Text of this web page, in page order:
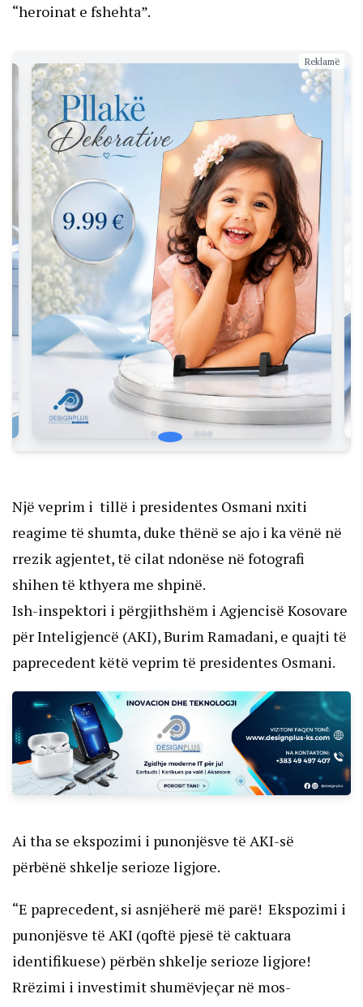
“heroinat e fshehta”.
Reklamë
Një veprim i tillë i presidentes Osmani nxiti
reagime të shumta, duke thënë se ajo i ka vënë në
rrezik agjentet, të cilat ndonëse në fotografi
shihen të kthyera me shpinë.
Ish-inspektori i përgjithshëm i Agjencisë Kosovare
për Inteligjencë (AKI), Burim Ramadani, e quajti të
paprecedent këtë veprim të presidentes Osmani.
Ai tha se ekspozimi i punonjësve të AKI-së
përbënë shkelje serioze ligjore.
“E paprecedent, si asnjëherë më parë! Ekspozimi i
punonjësve të AKI (qoftë pjesë të caktuara
identifikuese) përbën shkelje serioze ligjore!
Rrëzimi i investimit shumëvjeçar në mos-